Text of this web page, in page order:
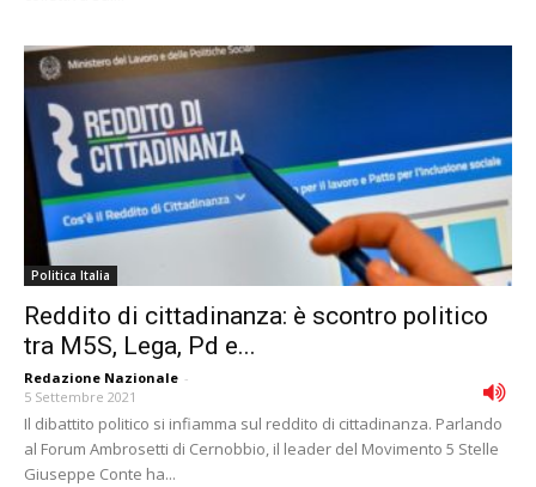
Politica Italia
Reddito di cittadinanza: è scontro politico
tra M5S, Lega, Pd e...
Redazione Nazionale -
5 Settembre 2021
Il dibattito politico si infiamma sul reddito di cittadinanza. Parlando
al Forum Ambrosetti di Cernobbio, il leader del Movimento 5 Stelle
Giuseppe Conte ha...